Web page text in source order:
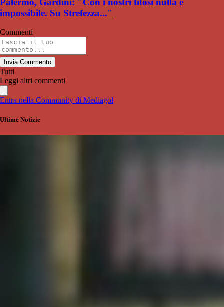
impossibile. Su Strefezza..."
Commenti
Invia Commento
Tutti
Leggi altri commenti
Entra nella Community di Mediagol
Ultime Notizie